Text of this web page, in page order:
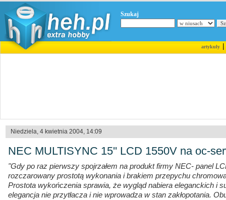
Szukaj
artykuły|
Niedziela, 4 kwietnia 2004, 14:09
NEC MULTISYNC 15'' LCD 1550V na oc-
"Gdy po raz pierwszy spojrzałem na produkt firmy NEC- panel
rozczarowany prostotą wykonania i brakiem przepychu
Prostota wykończenia sprawia, że wygląd nabiera eleganckich i
elegancja nie przytłacza i nie wprowadza w stan zakłopotania.